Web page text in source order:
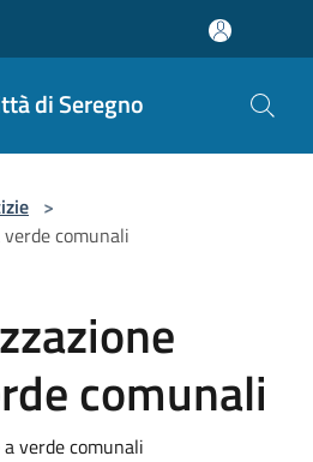
di Seregno
>
comunali
comunali
verde comunali